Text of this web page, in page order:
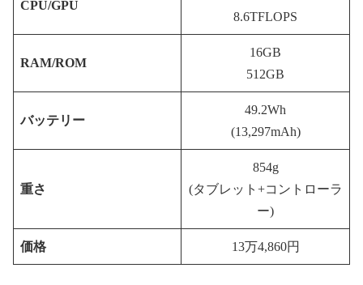
CPU/GPU
8.6TFLOPS
RAM/ROM
16GB
512GB
バッテリー
49.2Wh
(13,297mAh)
重さ
854g
(タブレット+コントローラ
ー)
価格 13万4,860円